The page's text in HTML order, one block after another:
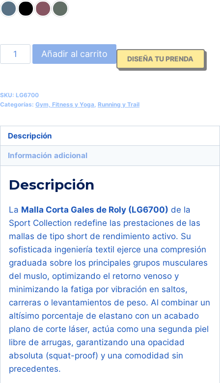
Malla
Corta
Compresión
Gales
LG6700)
Añadir al carrito DISEÑA TU PRENDA
SKU: LG6700
Categorías: Gym, Fitness y Yoga, Running y Trail
Descripción
Información adicional
Descripción
La Malla Corta Gales de Roly (LG6700) de la
Sport Collection redefine las prestaciones de las
mallas de tipo short de rendimiento activo. Su
sofisticada ingeniería textil ejerce una compresión
graduada sobre los principales grupos musculares
del muslo, optimizando el retorno venoso y
minimizando la fatiga por vibración en saltos,
carreras o levantamientos de peso. Al combinar un
altísimo porcentaje de elastano con un acabado
plano de corte láser, actúa como una segunda piel
libre de arrugas, garantizando una opacidad
absoluta (squat-proof) y una comodidad sin
precedentes.